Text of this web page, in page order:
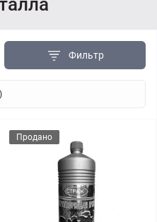
Фильтр
Продано